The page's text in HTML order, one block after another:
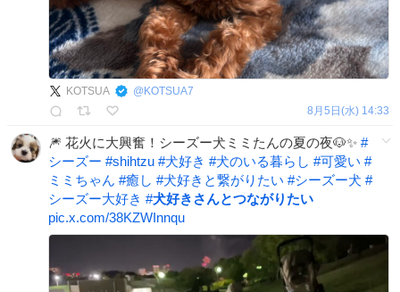
KOTSUA @ KOTSUA7
8月5日(水) 14:33
🎆 花火に大興奮！シーズー犬ミミたんの夏の夜🐶✨ #
シーズー #shihtzu #犬好き #犬のいる暮らし #可愛い #
ミミちゃん #癒し #犬好きと繋がりたい #シーズー犬 #
シーズー大好き #犬好きさんとつながりたい
pic.x.com/38KZWInnqu